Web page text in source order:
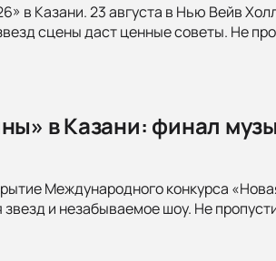
в Казани. 23 августа в Нью Вейв
сцены даст ценные советы. Не
в Казани: финал
Международного конкурса
и незабываемое шоу. Не